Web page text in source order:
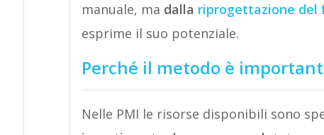
manuale, ma dalla riprogettazione del
esprime il suo potenziale.
Perché il metodo è
Nelle PMI le risorse disponibili sono